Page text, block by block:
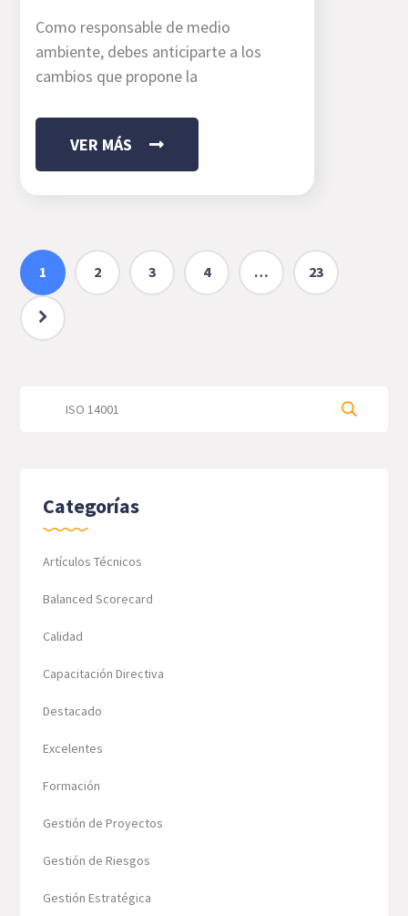
Como responsable de medio
ambiente, debes anticiparte a los
cambios que propone la
VER MÁS
1 2 3 4 … 23
Categorías
Artículos Técnicos
Balanced Scorecard
Calidad
Capacitación Directiva
Destacado
Excelentes
Formación
Gestión de Proyectos
Gestión de Riesgos
Gestión Estratégica